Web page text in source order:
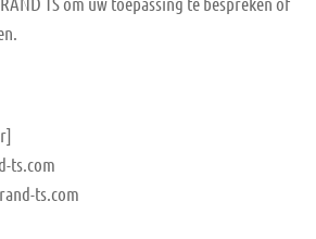
ts.com
ts.com